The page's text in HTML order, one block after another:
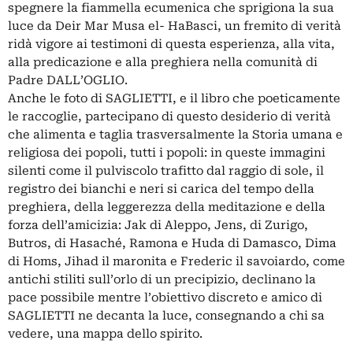
spegnere la fiammella ecumenica che sprigiona la sua
luce da Deir Mar Musa el- HaBasci, un fremito di verità
ridà vigore ai testimoni di questa esperienza, alla vita,
alla predicazione e alla preghiera nella comunità di
Padre DALL’OGLIO.
Anche le foto di SAGLIETTI, e il libro che poeticamente
le raccoglie, partecipano di questo desiderio di verità
che alimenta e taglia trasversalmente la Storia umana e
religiosa dei popoli, tutti i popoli: in queste immagini
silenti come il pulviscolo trafitto dal raggio di sole, il
registro dei bianchi e neri si carica del tempo della
preghiera, della leggerezza della meditazione e della
forza dell’amicizia: Jak di Aleppo, Jens, di Zurigo,
Butros, di Hasaché, Ramona e Huda di Damasco, Dima
di Homs, Jihad il maronita e Frederic il savoiardo, come
antichi stiliti sull’orlo di un precipizio, declinano la
pace possibile mentre l’obiettivo discreto e amico di
SAGLIETTI ne decanta la luce, consegnando a chi sa
vedere, una mappa dello spirito.